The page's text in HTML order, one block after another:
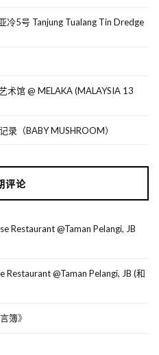
冷5号 Tanjung Tualang Tin Dredge
术馆 @ MELAKA (MALAYSIA 13
（BABY MUSHROOM）
评论
Restaurant @Taman Pelangi, JB
Restaurant @Taman Pelangi, JB (和
簿》